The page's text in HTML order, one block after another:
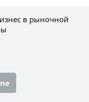
в рыночной